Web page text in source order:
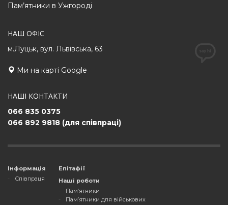
Пам’ятники в Ужгороді
НАШ ОФІС
м.Луцьк, вул. Львівська, 63
Ми на карті Google
НАШІ КОНТАКТИ
066 835 0375
066 892 9818 (для співпраці)
Інформація
Співпраця
Епітафії
Наші роботи
Пам’ятники
Пам’ятники для військових